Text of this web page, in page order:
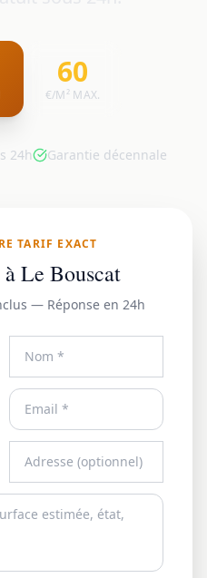
60
€/M² MAX.
24h Garantie décennale
TARIF EXACT
Le Bouscat
— Réponse en 24h